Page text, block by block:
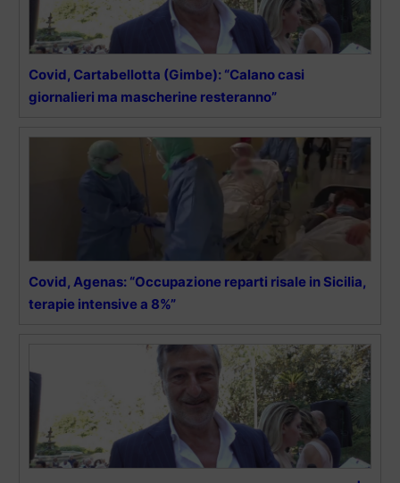
Covid, Cartabellotta (Gimbe): “Calano casi
giornalieri ma mascherine resteranno”
Covid, Agenas: “Occupazione reparti risale in Sicilia,
terapie intensive a 8%”